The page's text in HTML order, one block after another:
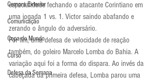
Compra Exterior
Comunicação
Copa do Mundo
Curso
Defesa da Semana
especialidade fechando o atacante Corintiano em
uma jogada 1 vs. 1. Victor saindo abafando e
zerando o ângulo do adversário.
Por fim, uma defesa de velocidade de reação
também, do goleiro Marcelo Lomba do Bahia. A
variação aqui foi a forma do dispara. Ao invés da
cabeçada da primeira defesa, Lomba parou uma